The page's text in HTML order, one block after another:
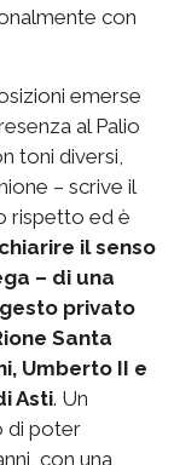
con
emerse
al Palio
toni diversi,
– scrive il
rispetto ed è
il senso
– di una
privato
Santa
Umberto II e
Asti. Un
di poter
con una